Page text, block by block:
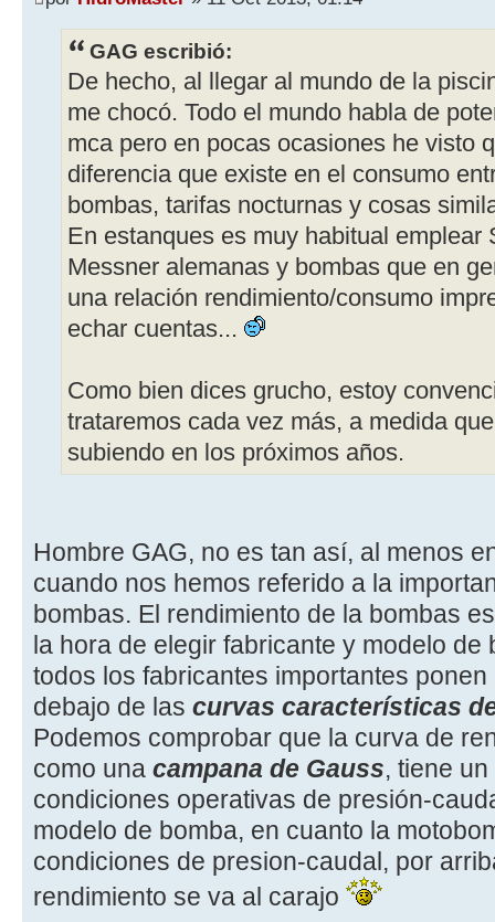
GAG escribió:
De hecho, al llegar al mundo de la
me chocó. Todo el mundo habla de
mca pero en pocas ocasiones he visto
diferencia que existe en el consumo
bombas, tarifas nocturnas y cosas
En estanques es muy habitual emplear
Messner alemanas y bombas que en
una relación rendimiento/consumo
echar cuentas...
Como bien dices grucho, estoy
trataremos cada vez más, a medida
subiendo en los próximos años.
Hombre GAG, no es tan así, al menos
cuando nos hemos referido a la
bombas. El rendimiento de la bombas
la hora de elegir fabricante y modelo de
todos los fabricantes importantes
debajo de las curvas características
Podemos comprobar que la curva de
como una campana de Gauss, tiene
condiciones operativas de presión-
modelo de bomba, en cuanto la
condiciones de presion-caudal, por
rendimiento se va al carajo